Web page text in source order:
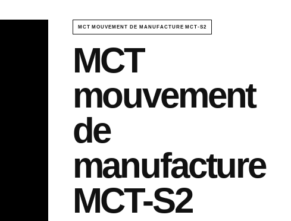
MCT MOUVEMENT DE MANUFACTURE MCT-S2
MCT
mouvement
de
manufacture
MCT-S2